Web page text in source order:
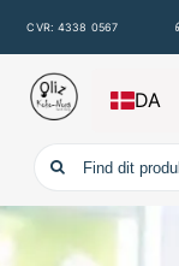
CVR: 4338 0567
DA
EN
DE
FR
Søg
efter: